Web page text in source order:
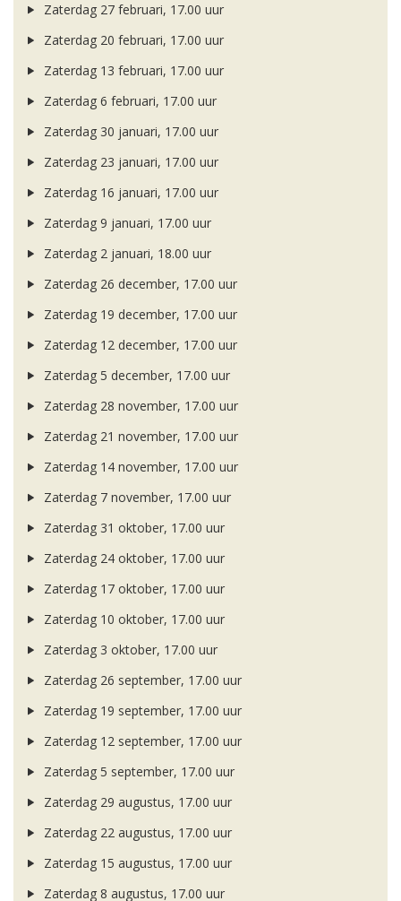
Zaterdag 27 februari, 17.00 uur
Zaterdag 20 februari, 17.00 uur
Zaterdag 13 februari, 17.00 uur
Zaterdag 6 februari, 17.00 uur
Zaterdag 30 januari, 17.00 uur
Zaterdag 23 januari, 17.00 uur
Zaterdag 16 januari, 17.00 uur
Zaterdag 9 januari, 17.00 uur
Zaterdag 2 januari, 18.00 uur
Zaterdag 26 december, 17.00 uur
Zaterdag 19 december, 17.00 uur
Zaterdag 12 december, 17.00 uur
Zaterdag 5 december, 17.00 uur
Zaterdag 28 november, 17.00 uur
Zaterdag 21 november, 17.00 uur
Zaterdag 14 november, 17.00 uur
Zaterdag 7 november, 17.00 uur
Zaterdag 31 oktober, 17.00 uur
Zaterdag 24 oktober, 17.00 uur
Zaterdag 17 oktober, 17.00 uur
Zaterdag 10 oktober, 17.00 uur
Zaterdag 3 oktober, 17.00 uur
Zaterdag 26 september, 17.00 uur
Zaterdag 19 september, 17.00 uur
Zaterdag 12 september, 17.00 uur
Zaterdag 5 september, 17.00 uur
Zaterdag 29 augustus, 17.00 uur
Zaterdag 22 augustus, 17.00 uur
Zaterdag 15 augustus, 17.00 uur
Zaterdag 8 augustus, 17.00 uur